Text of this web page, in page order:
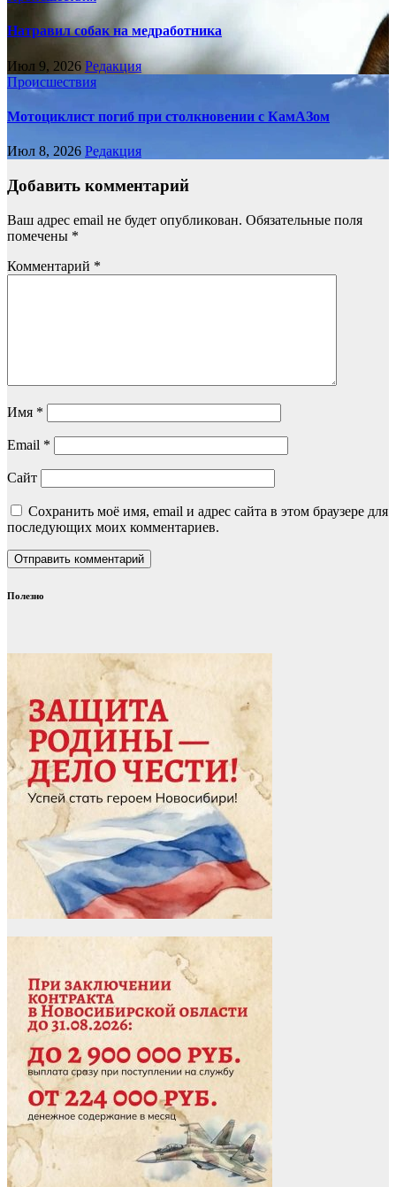
Натравил собак на медработника
Июл 9, 2026 Редакция
Происшествия
Мотоциклист погиб при столкновении с КамАЗом
Июл 8, 2026 Редакция
Добавить комментарий
Ваш адрес email не будет опубликован. Обязательные поля
помечены *
Комментарий *
Имя *
Email *
Сайт
Сохранить моё имя, email и адрес сайта в этом браузере для
последующих моих комментариев.
Полезно